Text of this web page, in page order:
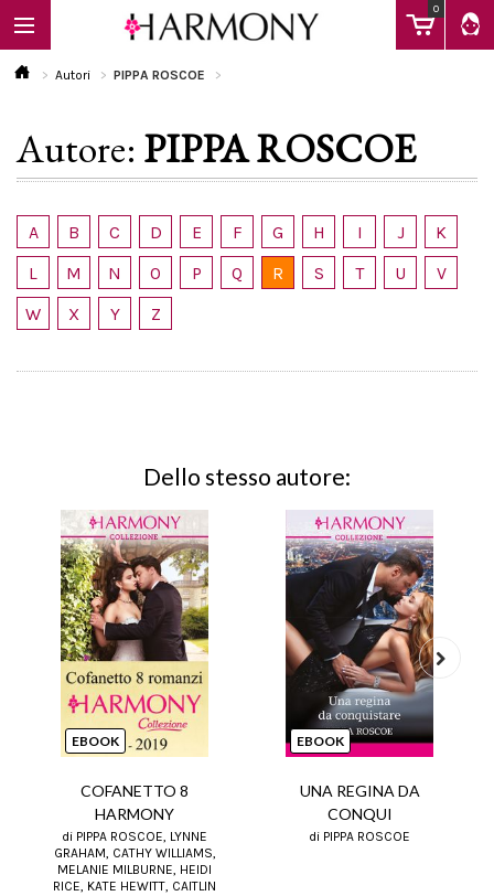
0
EBOOK
LIBRI
Calendario
Autori PIPPA ROSCOE
Autore: PIPPA ROSCOE
A B C D E F G H I J
K
L
M N O P Q R S T U
V
W
X Y Z
Dello stesso autore:
EBOOK
COFANETTO 8
HARMONY
di PIPPA ROSCOE, LYNNE
GRAHAM, CATHY WILLIAMS,
MELANIE MILBURNE, HEIDI
RICE, KATE HEWITT, CAITLIN
EBOOK
UNA REGINA DA
CONQUI
di PIPPA ROSCOE
Next